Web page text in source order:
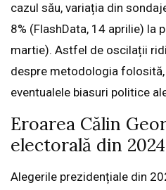
cazul său, variația din
8% (FlashData, 14 aprilie) la
martie). Astfel de oscilații
despre metodologia
eventualele biasuri politice
Eroarea Călin
electorală din 2024
Alegerile prezidențiale din